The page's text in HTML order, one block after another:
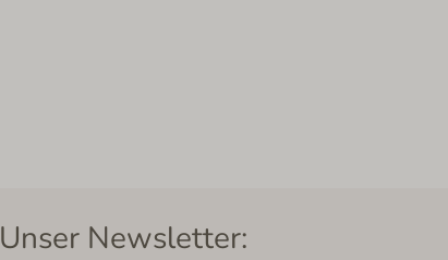
Unser Newsletter: